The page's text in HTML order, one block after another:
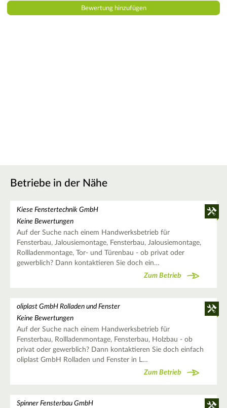
Betriebe in der Nähe
Kiese Fenstertechnik GmbH
Keine Bewertungen
Auf der Suche nach einem Handwerksbetrieb für
Fensterbau, Jalousiemontage, Fensterbau, Jalousiemontage,
Rollladenmontage, Tor- und Türenbau - ob privat oder
gewerblich? Dann kontaktieren Sie doch ein…
Zum Betrieb
oliplast GmbH Rolladen und Fenster
Keine Bewertungen
Auf der Suche nach einem Handwerksbetrieb für
Fensterbau, Rollladenmontage, Fensterbau, Holzbau - ob
privat oder gewerblich? Dann kontaktieren Sie doch einfach
oliplast GmbH Rolladen und Fenster in L…
Zum Betrieb
Spinner Fensterbau GmbH